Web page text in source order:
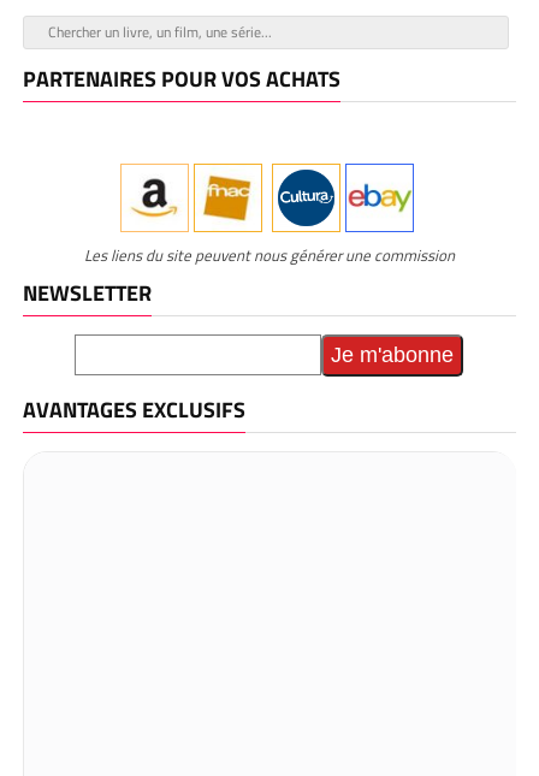
PARTENAIRES POUR VOS ACHATS
Les liens du site peuvent nous générer une commission
NEWSLETTER
AVANTAGES EXCLUSIFS